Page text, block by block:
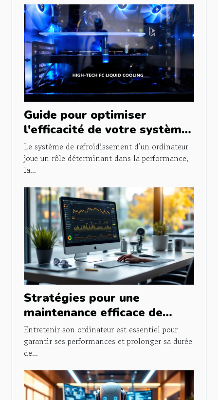
Guide pour optimiser
l'efficacité de votre système
de refroidissement PC
Le système de refroidissement d’un ordinateur
joue un rôle déterminant dans la performance,
la...
Stratégies pour une
maintenance efficace de
votre ordinateur
Entretenir son ordinateur est essentiel pour
garantir ses performances et prolonger sa durée
de...